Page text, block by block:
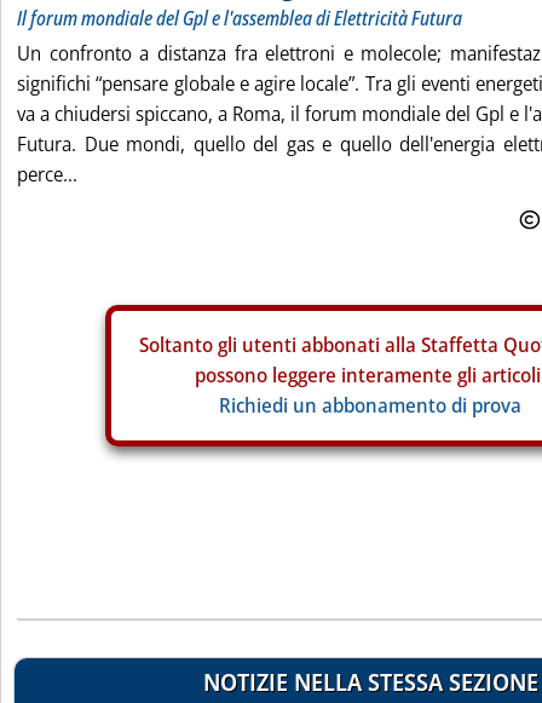
Il forum mondiale del Gpl e l'assemblea di Elettricità Futura
Un confronto a distanza fra elettroni e molecole;
significhi “pensare globale e agire locale”. Tra gli eventi
va a chiudersi spiccano, a Roma, il forum mondiale del Gpl e
Futura. Due mondi, quello del gas e quello dell'energia
perce...
Soltanto gli utenti abbonati alla Staffetta
possono leggere interamente gli
Richiedi un abbonamento di prova
NOTIZIE NELLA STESSA SEZIONE